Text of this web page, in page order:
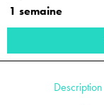
1 semaine
Description